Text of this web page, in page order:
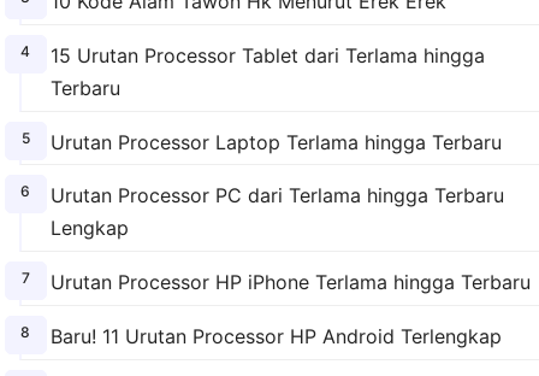
15 Urutan Processor Tablet dari Terlama hingga
Terbaru
Urutan Processor Laptop Terlama hingga Terbaru
Urutan Processor PC dari Terlama hingga Terbaru
Lengkap
Urutan Processor HP iPhone Terlama hingga Terbaru
Baru! 11 Urutan Processor HP Android Terlengkap